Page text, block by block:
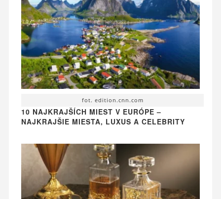
fot. edition.cnn.com
10 NAJKRAJŠÍCH MIEST V EURÓPE –
NAJKRAJŠIE MIESTA, LUXUS A CELEBRITY